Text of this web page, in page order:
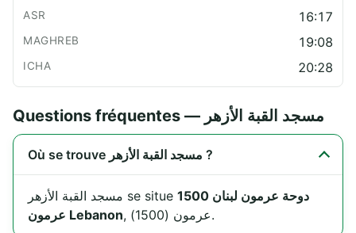
16:17
19:08
20:28
Questions fréquentes — مسجد القبة الأزهر
Où se trouve مسجد القبة الأزهر ?
مسجد القبة الأزهر se situe دوحة عرمون لبنان 1500
عرمون Lebanon
, عرمون (1500).